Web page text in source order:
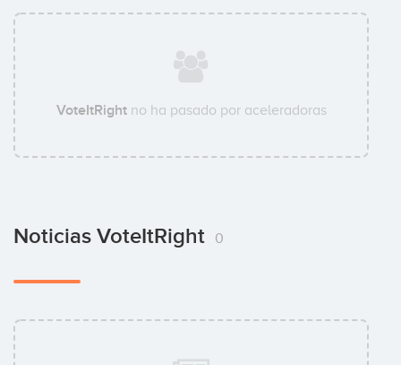
VoteItRightno ha pasado por aceleradoras
Noticias VoteItRight 0